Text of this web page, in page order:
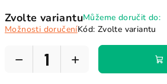
cena:
Zvolte variantuMůžeme doručit do:
Možnosti doručeníKód: Zvolte variantu
+
−